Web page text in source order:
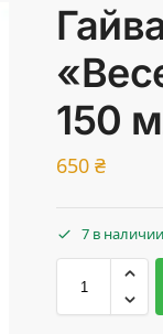
150
650₴
7 в наличии